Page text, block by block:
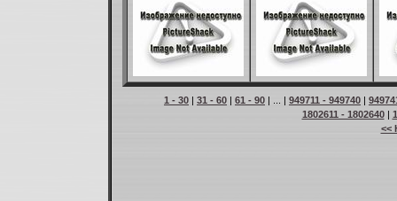
1 - 30 | 31 - 60 | 61 - 90 | ... | 949711 - 949740 |
1802611 - 1802640|
<<